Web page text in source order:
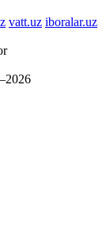
vatt.uz iboralar.uz